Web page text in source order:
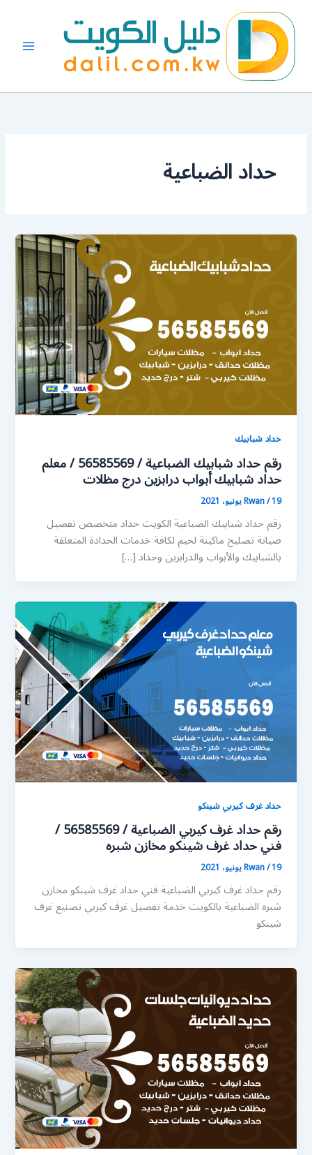
المحتوى
حداد الضباعية
حداد شبابيك
رقم حداد شبابيك الضباعية / 56585569 / معلم
حداد شبابيك أبواب درابزين درج مظلات
Rwan/19 يونيو، 2021
رقم حداد شبابيك الضباعية الكويت حداد متخصص تفصيل
صيانة تصليح ماكينة لحيم لكافة خدمات الحدادة المتعلقة
بالشبابيك والأبواب والدرابزين وحداد […]
حداد غرف كيربي شينكو
رقم حداد غرف كيربي الضباعية / 56585569 /
فني حداد غرف شينكو مخازن شبره
Rwan/19 يونيو، 2021
رقم حداد غرف كيربي الضباعية فني حداد غرف شينكو مخازن
شبره الضباعية بالكويت خدمة تفصيل غرف كيربي تصنيع غرف
شينكو